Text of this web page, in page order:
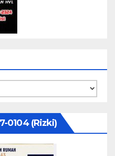
0104‬ (Rizki)